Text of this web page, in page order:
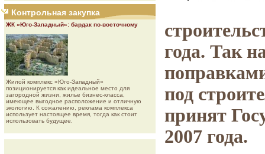
Контрольная закупка
ЖК «Юго-Западный»: бардак по-восточному
Жилой комплекс «Юго-Западный»
позиционируется как идеальное место для
загородной жизни, жилье бизнес-класса,
имеющее выгодное расположение и отличную
экологию. К сожалению, реклама комплекса
использует настоящее время, тогда как стоит
использовать будущее.
года. Так
под
принят
2007 года.